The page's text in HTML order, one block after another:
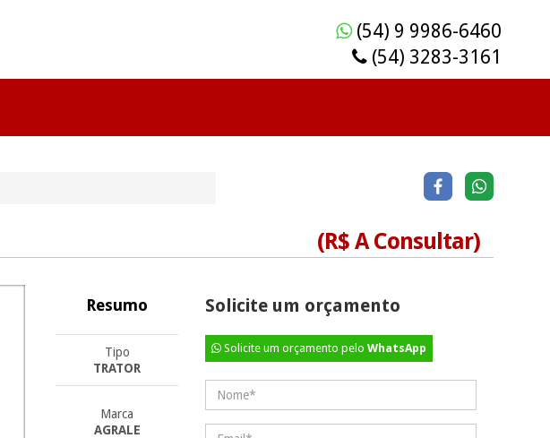
(54) 9 9986-6460
(54) 3283-3161
(R$ A Consultar)
Resumo
Tipo
TRATOR
Marca
AGRALE
Solicite um orçamento
Solicite um orçamento pelo WhatsApp